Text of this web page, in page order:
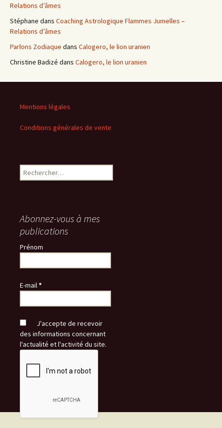
Relations d’âmes
Stéphane dans Coaching Astrologique Flammes Jumelles –
Relations d’âmes
Parlons Zodiaque dans Calogero, le lion uranien
Christine Badizé dans Calogero, le lion uranien
Mentions légales
Conditions générales de vente
Rechercher :
Abonnez-vous à mes
publications
Prénom
E-mail*
J'accepte de recevoir
des informations concernant
l'actualité et l'activité du site.